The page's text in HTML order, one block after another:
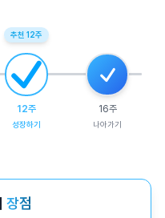
추천 12주
12주
성장하기
16주
나아가기
장점